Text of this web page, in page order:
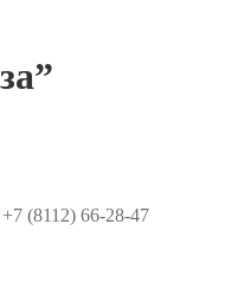
66-28-47